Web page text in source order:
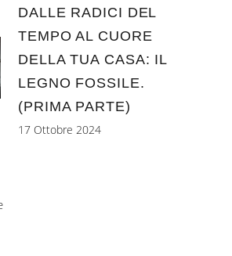
DALLE RADICI DEL
TEMPO AL CUORE
DELLA TUA CASA: IL
LEGNO FOSSILE.
(PRIMA PARTE)
17 Ottobre 2024